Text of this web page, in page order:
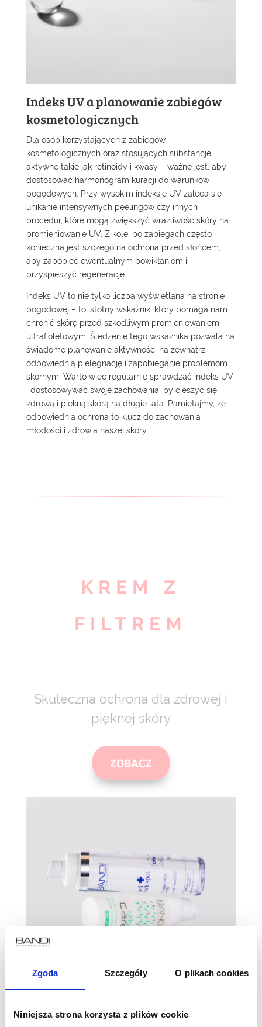
Zgoda Szczegóły O plikach cookies
Niniejsza strona korzysta z plików cookie
Indeks UV a planowanie zabiegów
kosmetologicznych
Dla osób korzystających z zabiegów
kosmetologicznych oraz stosujących substancje
aktywne takie jak retinoidy i kwasy – ważne jest, aby
dostosować harmonogram kuracji do warunków
pogodowych. Przy wysokim indeksie UV zaleca się
unikanie intensywnych peelingów czy innych
procedur, które mogą zwiększyć wrażliwość skóry na
promieniowanie UV. Z kolei po zabiegach często
konieczna jest szczególna ochrona przed słońcem,
aby zapobiec ewentualnym powikłaniom i
przyspieszyć regenerację.
Indeks UV to nie tylko liczba wyświetlana na stronie
pogodowej – to istotny wskaźnik, który pomaga nam
chronić skórę przed szkodliwym promieniowaniem
ultrafioletowym. Śledzenie tego wskaźnika pozwala na
świadome planowanie aktywności na zewnątrz,
odpowiednią pielęgnację i zapobieganie problemom
skórnym. Warto więc regularnie sprawdzać indeks UV
i dostosowywać swoje zachowania, by cieszyć się
zdrową i piękną skórą na długie lata. Pamiętajmy, że
odpowiednia ochrona to klucz do zachowania
młodości i zdrowia naszej skóry.
KREM Z
FILTREM
Skuteczna ochrona dla zdrowej i
pięknej skóry
ZOBACZ